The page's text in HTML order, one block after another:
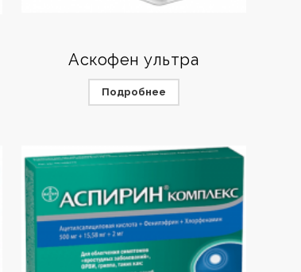
Аскофен ультра
Подробнее